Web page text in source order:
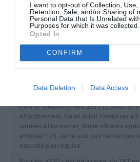
I want to opt-out of Collection, Use,
Retention, Sale, and/or Sharing of
Personal Data that Is Unrelated
Purposes for which it was collected.
Opted In
CONFIRM
Data Deletion Data Access
Greg6a commenté :
5
disparaître de l’inventaire d’hawaïan,
max10. ( et au pire des max9 si la portée
dans certains cas )
321neo de Virgin…
Pour le remplacement des 717, peut-
effectivement. Ou un achat d’embraer
confiés à Horizon air, filiale d’Alaska
embraer 175. Je ne suis pas certain que
capacité pax requise.